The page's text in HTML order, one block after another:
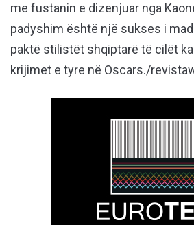
me fustanin e dizenjuar nga
padyshim është një sukses i
paktë stilistët shqiptarë të cilët
krijimet e tyre në Oscars./